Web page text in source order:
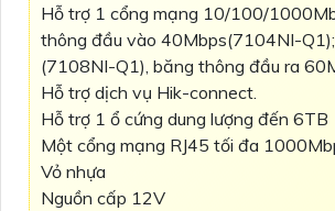
Hỗ trợ 1 cổng mạng 10/100/
thông đầu vào 40Mbps(7104NI-
(7108NI-Q1), băng thông đầu ra
Hỗ trợ dịch vụ Hik-connect.
Hỗ trợ 1 ổ cứng dung lượng đến 6TB
Một cổng mạng RJ45 tối đa
Vỏ nhựa
Nguồn cấp 12V